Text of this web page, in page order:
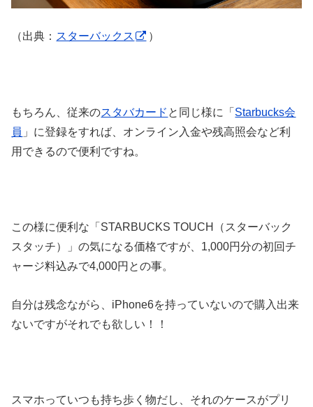
（出典： スターバックス ）
もちろん、従来のスタバカード と同じ様に「Starbucks会
員 」に登録をすれば、オンライン入金や残高照会など利
用できるので便利ですね。
この様に便利な「STARBUCKS TOUCH（スターバック
スタッチ）」の気になる価格ですが、1,000円分の初回チ
ャージ料込みで4,000円との事。
自分は残念ながら、iPhone6を持っていないので購入出来
ないですがそれでも欲しい！！
スマホっていつも持ち歩く物だし、それのケースがプリ